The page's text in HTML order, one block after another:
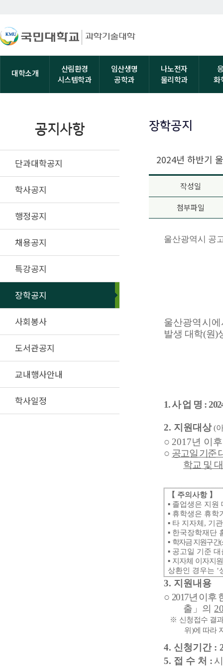
대학소개
산림환경
시스템학과
임산생명
공학과
나노전자
물리학과
화
공지사항
단과대학공지
학사공지
행정공지
채용공지
특강공지
장학공지
사회봉사
도서관공지
교내행사안내
학사일정
장학공지
2024년 하반기
작성일
첨부파일
울산광역시 공
울산광역시
발생 대학(원)
1.사 업 명 :
2. 지원대상 (
○ 2017년 이
○ 공고일 기준
학교 및
【 주의사항 】
▪ 졸업생은 지원
▪ 휴학생은 휴학
▪ 타 지자체 , 기
▪ 한국장학재단
▪ 학자금 지원구간(
▪ 공고일 기준
▪ 지자체 이자지
상환인 경우는 ’
3. 지원내용
○ 2017년 이후
출 」 의
※ 신청접수 결
위 )에 따라
4. 신청기간 :
5. 접 수 처 :